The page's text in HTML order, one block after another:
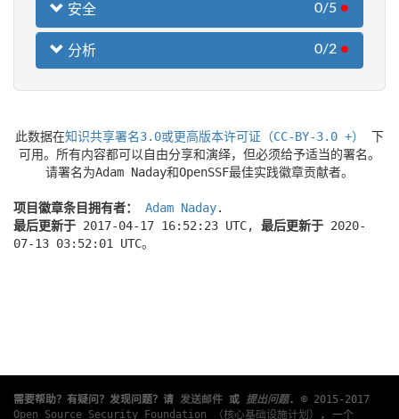
安全 0/5 ●
分析 0/2 ●
此数据在知识共享署名3.0或更高版本许可证（CC-BY-3.0 +）
下
可用。所有内容都可以自由分享和演绎，但必须给予适当的署名。
请署名为Adam Naday和OpenSSF最佳实践徽章贡献者。
项目徽章条目拥有者： Adam Naday.
最后更新于 2017-04-17 16:52:23 UTC, 最后更新于 2020-
07-13 03:52:01 UTC。
需要帮助？有疑问？发现问题？请 发送邮件 或 提出问题.
© 2015-2017
Open Source Security Foundation （核心基础设施计划）
, 一个